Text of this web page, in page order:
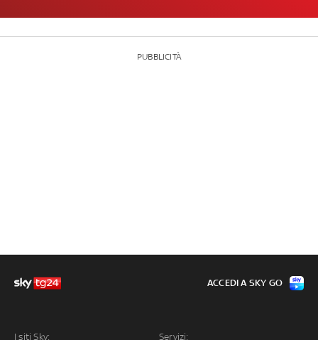
PUBBLICITÀ
I siti Sky: Servizi:
ACCEDI A SKY GO